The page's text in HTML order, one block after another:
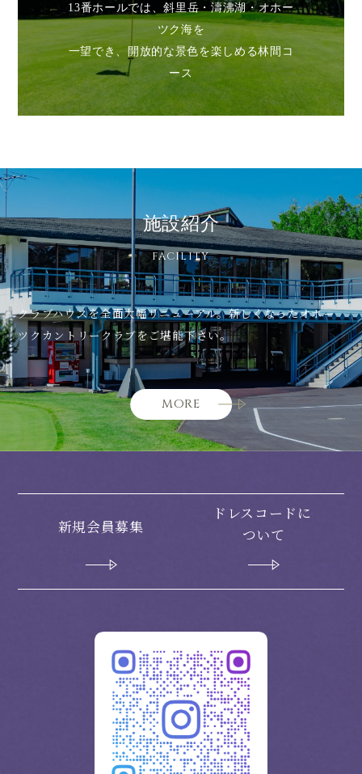
13番ホールでは、斜里岳・濤沸湖・オホー
ツク海を
一望でき、開放的な景色を楽しめる林間コ
ース
施設紹介
クラブハウスを全面大幅リニューアル。新しくなったオホー
ツクカントリークラブをご堪能下さい。
MORE
新規会員募集
ドレスコードに
ついて